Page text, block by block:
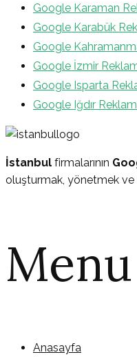
Google Karaman
Google Karabük
Google
Google İzmir
Google Isparta
Google Iğdır Reklam
İstanbul firmalarının
oluşturmak, yönetmek
Menu
Anasayfa